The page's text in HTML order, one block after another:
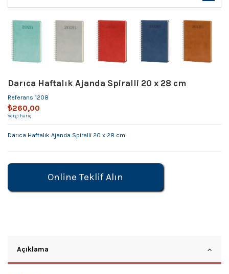
Darıca Haftalık Ajanda Spiralli 20 x 28 cm
Referans 1208
₺260,00
Vergi hariç
Darıca Haftalık Ajanda Spiralli 20 x 28 cm
Online Teklif Alın
Açıklama